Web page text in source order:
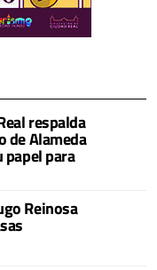
respalda
de Alameda
papel para
Reinosa